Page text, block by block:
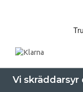
Vi